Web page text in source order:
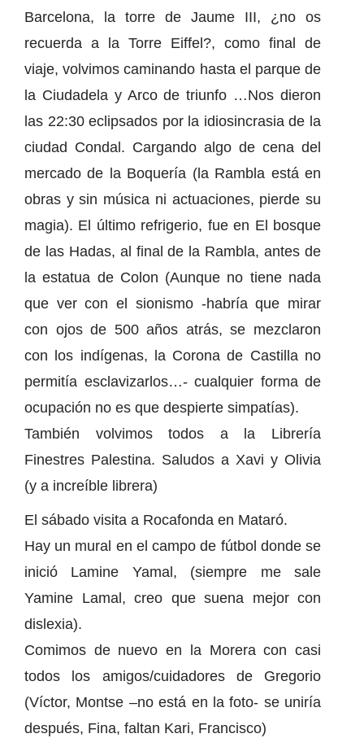
Barcelona, la torre de Jaume III, ¿no os
recuerda a la Torre Eiffel?, como final de
viaje, volvimos caminando hasta el parque de
la Ciudadela y Arco de triunfo …Nos dieron
las 22:30 eclipsados por la idiosincrasia de la
ciudad Condal. Cargando algo de cena del
mercado de la Boquería (la Rambla está en
obras y sin música ni actuaciones, pierde su
magia). El último refrigerio, fue en El bosque
de las Hadas, al final de la Rambla, antes de
la estatua de Colon (Aunque no tiene nada
que ver con el sionismo -habría que mirar
con ojos de 500 años atrás, se mezclaron
con los indígenas, la Corona de Castilla no
permitía esclavizarlos…- cualquier forma de
ocupación no es que despierte simpatías).
También volvimos todos a la Librería
Finestres Palestina. Saludos a Xavi y Olivia
(y a increíble librera)
El sábado visita a Rocafonda en Mataró.
Hay un mural en el campo de fútbol donde se
inició Lamine Yamal, (siempre me sale
Yamine Lamal, creo que suena mejor con
dislexia).
Comimos de nuevo en la Morera con casi
todos los amigos/cuidadores de Gregorio
(Víctor, Montse –no está en la foto- se uniría
después, Fina, faltan Kari, Francisco)